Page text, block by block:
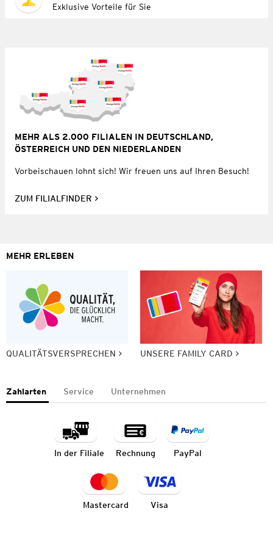
Exklusive Vorteile für Sie
MEHR ALS 2.000 FILIALEN IN DEUTSCHLAND,
ÖSTERREICH UND DEN NIEDERLANDEN
Vorbeischauen lohnt sich! Wir freuen uns auf Ihren Besuch!
ZUM FILIALFINDER
MEHR ERLEBEN
QUALITÄTSVERSPRECHEN UNSERE FAMILY CARD
Zahlarten Service Unternehmen
In der Filiale Rechnung PayPal
Mastercard Visa